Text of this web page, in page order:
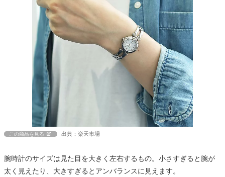
この商品を見る 出典：楽天市場
腕時計のサイズは見た目を大きく左右するもの。小さすぎると腕が
太く見えたり、大きすぎるとアンバランスに見えます。